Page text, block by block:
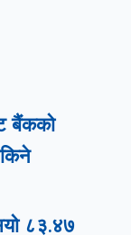
बैंकको
८३.४७